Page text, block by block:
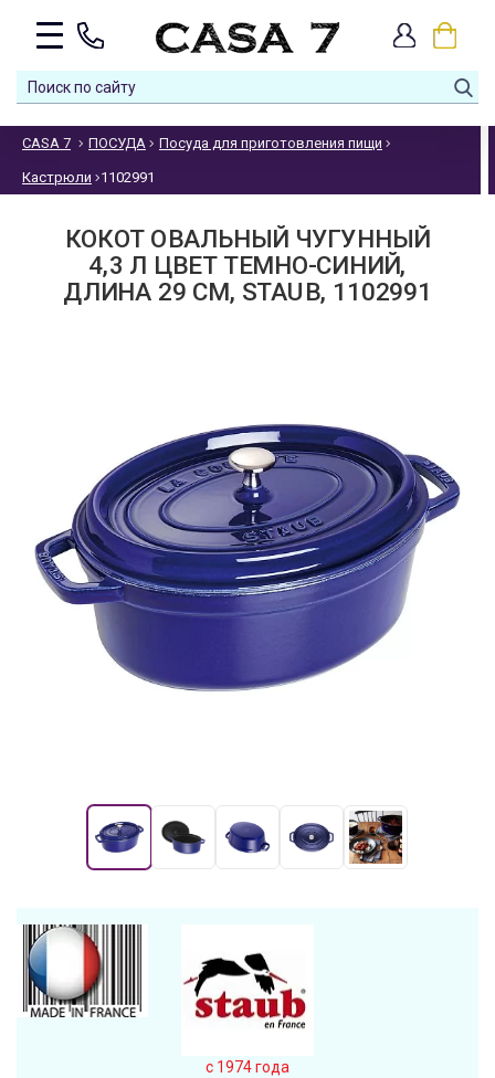
CASA 7 ПОСУДА Посуда для приготовления пищи
Кастрюли 1102991
КОКОТ ОВАЛЬНЫЙ ЧУГУННЫЙ
4,3 Л ЦВЕТ ТЕМНО-СИНИЙ,
ДЛИНА 29 СМ, STAUB, 1102991
c 1974 года